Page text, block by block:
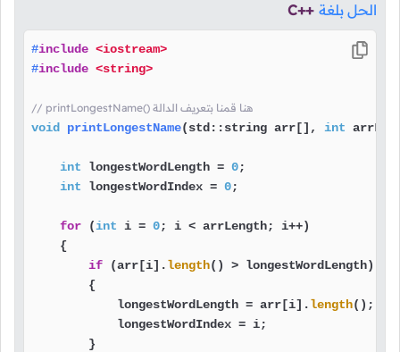
الحل بلغة C++
#include <iostream>
#include <string>
// printLongestName() هنا قمنا بتعريف الدالة
void printLongestName(std::string arr[], int
int longestWordLength = 0;
int longestWordIndex = 0;
for (int i = 0; i < arrLength; i++)
    {
if (arr[i].length() > longestWordLength)
        {
            longestWordLength = arr[i].
length();
            longestWordIndex = i;
        }